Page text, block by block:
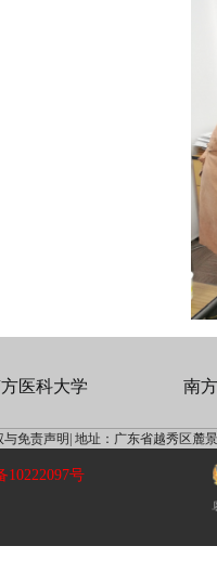
医科大学 南
与免责声明| 地址：广东省越秀区麓
10222097号